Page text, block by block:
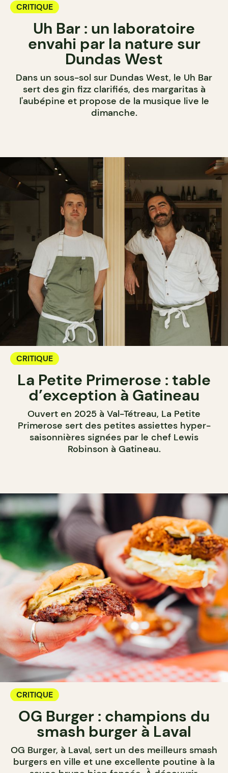
CRITIQUE
Uh Bar : un laboratoire
envahi par la nature sur
Dundas West
Dans un sous-sol sur Dundas West, le Uh Bar
sert des gin fizz clarifiés, des margaritas à
l'aubépine et propose de la musique live le
dimanche.
CRITIQUE
La Petite Primerose : table
d’exception à Gatineau
Ouvert en 2025 à Val-Tétreau, La Petite
Primerose sert des petites assiettes hyper-
saisonnières signées par le chef Lewis
Robinson à Gatineau.
CRITIQUE
OG Burger : champions du
smash burger à Laval
OG Burger, à Laval, sert un des meilleurs smash
burgers en ville et une excellente poutine à la